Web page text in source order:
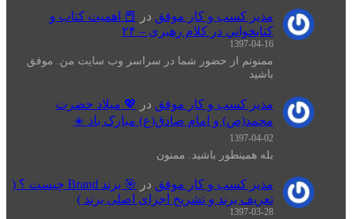
مدیر کسب و کار موفق در
📕 اهميت كتاب و
كتابخواني در كلام رهبری – ۲۴
1397-04-16
ممنونم از حضور شما در سراسر وب سایت من. موفق
باشید
مدیر کسب و کار موفق در
💖 میلاد حضرت
محمد(ص) و امام صادق(ع) مبارک باد ☀️
1397-04-02
بله همینطور باشید. ممنون
مدیر کسب و کار موفق در
🎯 برند Brand چیست ؟ (
تعریف برند و تشریح اجزای اصلی برند )
1397-03-28